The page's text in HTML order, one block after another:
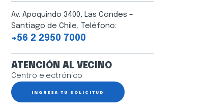
Av. Apoquindo 3400, Las Condes –
Santiago de Chile, Teléfono:
+56 2 2950 7000
ATENCIÓN AL VECINO
Centro electrónico
INGRESA TU SOLICITUD